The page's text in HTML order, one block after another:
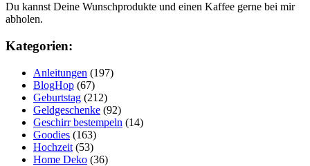
Du kannst Deine Wunschprodukte und einen Kaffee gerne bei mir
abholen.
Kategorien:
Anleitungen (197)
BlogHop (67)
Geburtstag (212)
Geldgeschenke (92)
Geschirr bestempeln (14)
Goodies (163)
Hochzeit (53)
Home Deko (36)